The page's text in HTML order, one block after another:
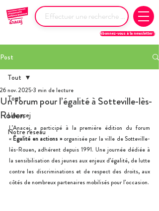
Abonnez-vous à la newsletter !
Post
Tout
L'Anacej
Notre réseau
Tout
Un forum pour l’égalité à Sotteville-lès-
Rouen
26 nov. 2025 3 min de lecture
L’Anacej a participé à la première édition du forum
« Égalité en actions » organisée par la ville de Sotteville-
lès-Rouen, adhérent depuis 1991. Une journée dédiée à
la sensibilisation des jeunes aux enjeux d’égalité, de lutte
contre les discriminations et de respect des droits, aux
côtés de nombreux partenaires mobilisés pour l’occasion.